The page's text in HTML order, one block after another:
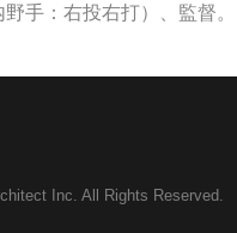
手：右投右打）、監督
Inc. All Rights Reserved.